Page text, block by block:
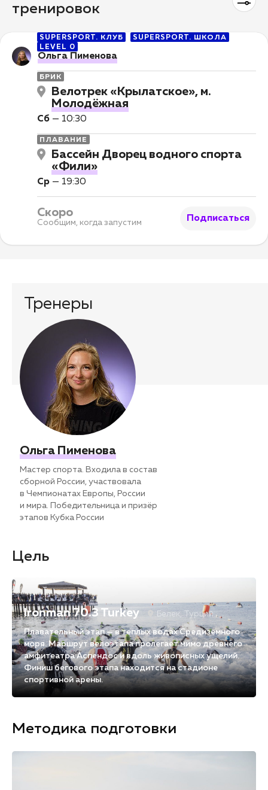
тренировок
SUPERSPORT. КЛУБ
SUPERSPORT. ШКОЛА
LEVEL 0
Ольга Пименова
Велотрек «Крылатское», м.
Молодёжная
БРИК
Сб — 10:30
Бассейн Дворец водного спорта
«Фили»
ПЛАВАНИЕ
Ср — 19:30
Скоро
Сообщим, когда запустим Подписаться
Тренеры
Ольга Пименова
Мастер спорта. Входила в состав
сборной России, участвовала
в Чемпионатах Европы, России
и мира. Победительница и призёр
этапов Кубка России
Цель
Ironman 70.3 Turkey Белек, Турций
Плавательный этап — в теплых водах Средиземного
моря. Маршрут велоэтапа пролегает мимо древнего
амфитеатра Аспендос и вдоль живописных ущелий.
Финиш бегового этапа находится на стадионе
спортивной арены.
Методика подготовки